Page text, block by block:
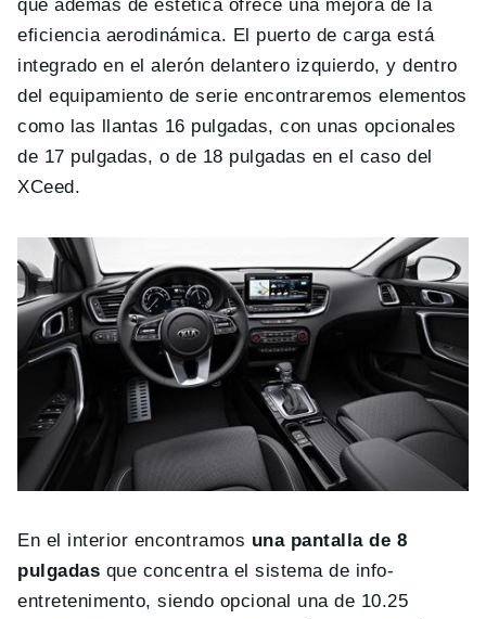
que además de estética ofrece una mejora de la
eficiencia aerodinámica. El puerto de carga está
integrado en el alerón delantero izquierdo, y dentro
del equipamiento de serie encontraremos elementos
como las llantas 16 pulgadas, con unas opcionales
de 17 pulgadas, o de 18 pulgadas en el caso del
XCeed.
En el interior encontramos una pantalla de 8
pulgadas que concentra el sistema de info-
entretenimento, siendo opcional una de 10.25